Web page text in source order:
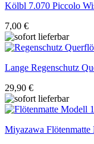
Kölbl 7.070 Piccolo
7,00 €
Lange Regenschutz
29,90 €
Miyazawa